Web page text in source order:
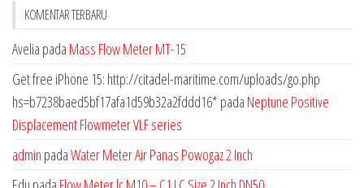
KOMENTAR TERBARU
Avelia pada Mass Flow Meter MT-15
Get free iPhone 15: http://citadel-maritime.com/uploads/go.php
hs=b7238baed5bf17afa1d59b32a2fddd16* pada Neptune Positive
Displacement Flowmeter VLF series
admin padaWater Meter Air Panas Powogaz 2 Inch